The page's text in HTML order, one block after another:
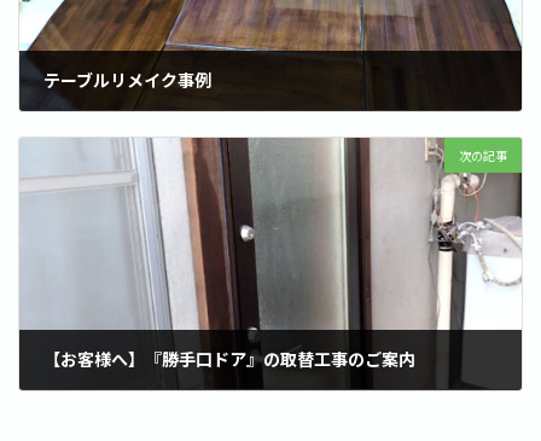
テーブルリメイク事例
次の記事
【お客様へ】『勝手口ドア』の取替工事のご案内